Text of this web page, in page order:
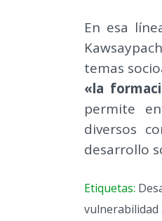
En esa
temas
«la
permite
diversos
desarrollo
Etiquetas:
vulnerabilidad